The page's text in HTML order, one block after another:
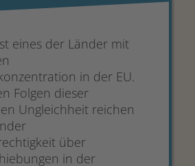
eines der Länder mit
in der EU.
Folgen dieser
Ungleichheit reichen
über
in der